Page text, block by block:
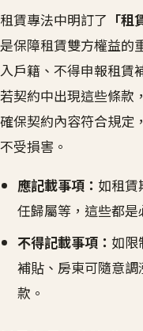
租賃專法中明訂了 「
是保障租賃雙方權益的
入戶籍、不得申報租賃
若契約中出現這些條款，
確保契約內容符合規定
不受損害。
應記載事項： 如租賃
任歸屬等，這些都是
不得記載事項： 如限
補貼、房東可隨意
款。